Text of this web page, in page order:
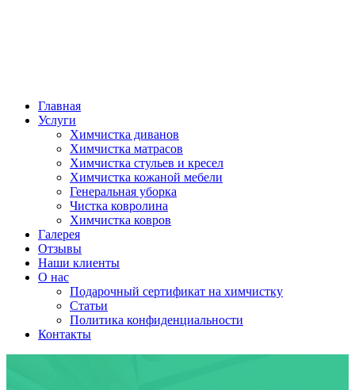
Главная
Услуги
Химчистка диванов
Химчистка матрасов
Химчистка стульев и кресел
Химчистка кожаной мебели
Генеральная уборка
Чистка ковролина
Химчистка ковров
Галерея
Отзывы
Наши клиенты
О нас
Подарочный сертификат на химчистку
Статьи
Политика конфиденциальности
Контакты